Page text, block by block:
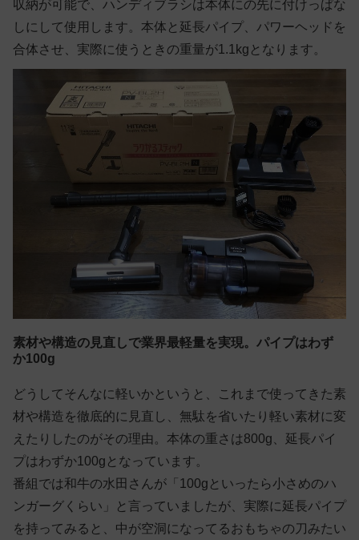
収納が可能で、ハンディブラシは本体にの先に付けっぱな
しにして使用します。本体と延長パイプ、パワーヘッドを
合体させ、実際に使うときの重量が1.1kgとなります。
素材や構造の見直しで業界最軽量を実現。パイプはわず
か100g
どうしてそんなに軽いかというと、これまで使ってきた素
材や構造を徹底的に見直し、無駄を省いたり軽い素材に変
えたりしたのがその理由。本体の重さは800g、延長パイ
プはわずか100gとなっています。
番組では和牛の水田さんが「100gといったら小さめのハ
ンガーグくらい」と言っていましたが、実際に延長パイプ
を持ってみると、中が空洞になってるおもちゃの刀みたい